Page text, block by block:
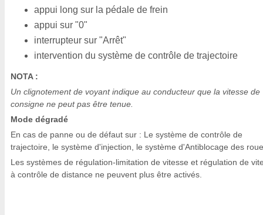
appui long sur la pédale de frein
appui sur "0"
interrupteur sur "Arrêt"
intervention du système de contrôle de trajectoire
NOTA :
Un clignotement de voyant indique au conducteur que la vitesse de
consigne ne peut pas être tenue.
Mode dégradé
En cas de panne ou de défaut sur : Le système de contrôle de
trajectoire, le système d'injection, le système d'Antiblocage des
Les systèmes de régulation-limitation de vitesse et régulation de
à contrôle de distance ne peuvent plus être activés.